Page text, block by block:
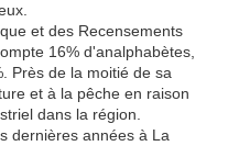
et des Recensements
16% d'analphabètes,
Près de la moitié de sa
et à la pêche en raison
dans la région.
dernières années à La